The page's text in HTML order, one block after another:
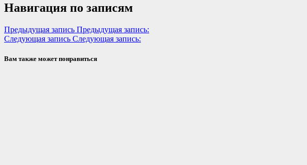
Навигация по записям
Предыдущая запись Предыдущая запись:
Следующая запись Следующая запись:
Вам также может понравиться